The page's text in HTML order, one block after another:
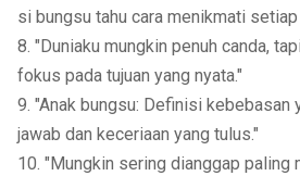
si bungsu tahu cara menikmati
8. "Duniaku mungkin penuh canda,
fokus pada tujuan yang nyata."
9. "Anak bungsu: Definisi kebebasan
jawab dan keceriaan yang tulus."
10. "Mungkin sering dianggap paling